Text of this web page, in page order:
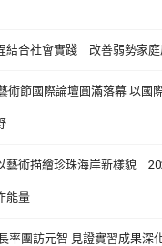
結合社會實踐 改善弱勢家庭
術節國際論壇圓滿落幕 以國
藝術描繪珍珠海岸新樣貌
能量
率團訪元智 見證實習成果深